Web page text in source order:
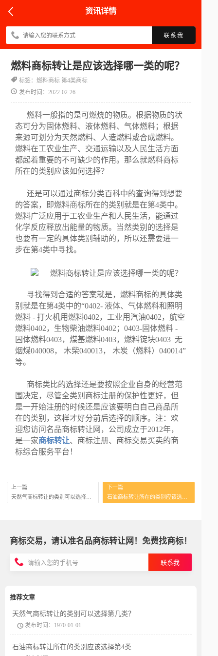
资讯详情
联系我
燃料商标转让是应该选择哪一类的呢？
标签：燃料商标 第4类商标
发布时间：2022-02-26
燃料一般指的是可燃烧的物质。根据物质的状
态可分为固体燃料、液体燃料、气体燃料；根据
来源可划分为天然燃料、人造燃料或合成燃料。
燃料在工农业生产、交通运输以及人民生活方面
都起着重要的不可缺少的作用。那么就燃料商标
所在的类别应该如何选择？
还是可以通过商标分类百科中的查询得到想要
的答案，即燃料商标所在的类别就是在第4类中。
燃料广泛应用于工农业生产和人民生活，能通过
化学反应释放出能量的物质。当然类别的选择是
也要有一定的具体类别辅助的，所以还需要进一
步在第4类中寻找。
寻找得到合适的答案就是，燃料商标的具体类
别就是在第4类中的“0402- 液体、气体燃料和照明
燃料 - 打火机用燃料0402，工业用汽油0402，航空
燃料0402，生物柴油燃料0402；0403-固体燃料 -
固体燃料0403，煤基燃料0403，燃料锭块0403 无
烟煤040008， 木柴040013， 木炭（燃料）040014”
等。
商标类比的选择还是要按照企业自身的经营范
围决定，尽管全类别商标注册的保护性更好，但
是一开始注册的时候还是应该要明白自己商品所
在的类别，这样才好分前后选择的顺序。注：欢
迎您访问名品商标转让网，公司成立于2012年，
是一家商标转让、商标注册、商标交易买卖的商
标综合服务平台！
上一篇
下一篇
石油商标转让所在的类别应该选择第4类
商标交易，请认准名品商标转让网！免费找商标！
联系我
推荐文章
天然气商标转让的类别可以选择第几类？
发布时间：1970-01-01
石油商标转让所在的类别应该选择第4类